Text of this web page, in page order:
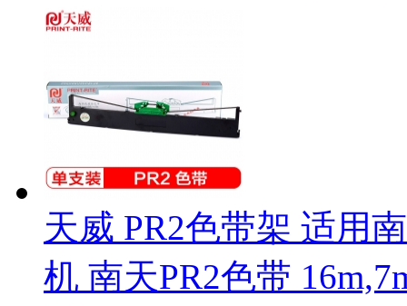
天威 PR2色带架 适用
机 南天PR2色带